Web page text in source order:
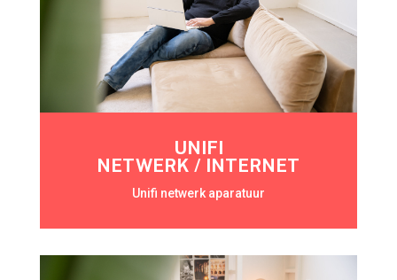
UNIFI
NETWERK / INTERNET
Unifi netwerk aparatuur